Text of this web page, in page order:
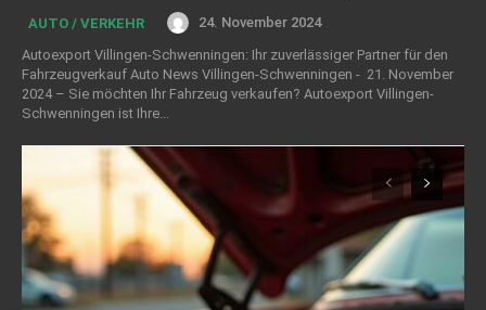
AUTO / VERKEHR
24. November 2024
Autoexport Villingen-Schwenningen: Ihr zuverlässiger Partner für den
Fahrzeugverkauf Auto News Villingen-Schwenningen - 21. November
2024 – Sie möchten Ihr Fahrzeug verkaufen? Autoexport Villingen-
Schwenningen ist Ihre...